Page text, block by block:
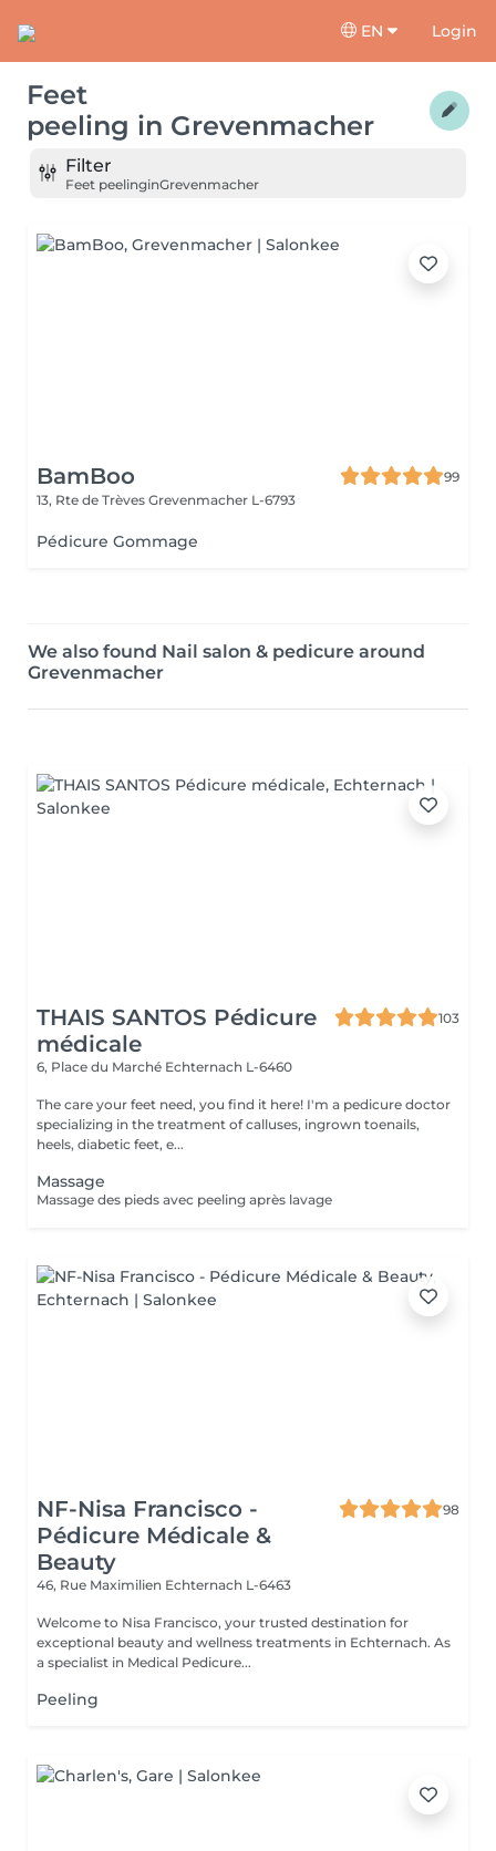
EN Login
Feet
peeling in Grevenmacher
Filter
Feet peelinginGrevenmacher
BamBoo
99
13, Rte de Trèves Grevenmacher L-6793
Pédicure Gommage
We also found Nail salon & pedicure around
Grevenmacher
THAIS SANTOS Pédicure
médicale
103
6, Place du Marché Echternach L-6460
The care your feet need, you find it here! I'm a pedicure doctor
specializing in the treatment of calluses, ingrown toenails,
heels, diabetic feet, e...
Massage
Massage des pieds avec peeling après lavage
NF-Nisa Francisco -
Pédicure Médicale &
Beauty
98
46, Rue Maximilien Echternach L-6463
Welcome to Nisa Francisco, your trusted destination for
exceptional beauty and wellness treatments in Echternach. As
a specialist in Medical Pedicure...
Peeling